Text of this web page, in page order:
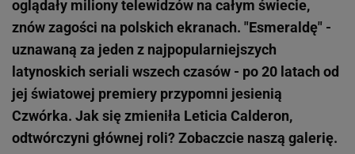
oglądały miliony telewidzów na całym świecie,
znów zagości na polskich ekranach. "Esmeraldę" -
uznawaną za jeden z najpopularniejszych
latynoskich seriali wszech czasów - po 20 latach od
jej światowej premiery przypomni jesienią
Czwórka. Jak się zmieniła Leticia Calderon,
odtwórczyni głównej roli? Zobaczcie naszą galerię.